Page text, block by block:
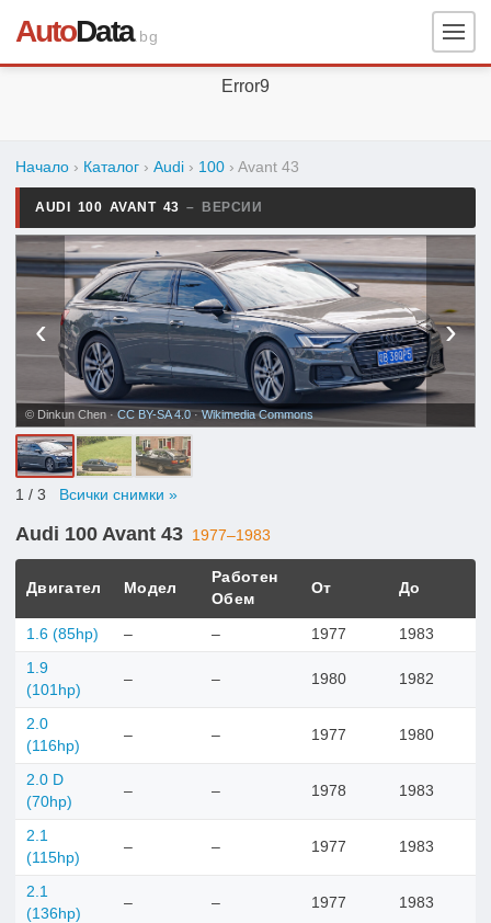
AutoData.bg
Error9
Начало › Каталог › Audi › 100 › Avant 43
AUDI 100 AVANT 43 – ВЕРСИИ
‹ ›
© Dinkun Chen · CC BY-SA 4.0·Wikimedia Commons
1 / 3 Всички снимки »
Audi 100 Avant 43 1977–1983
Двигател Модел
Работен
Обем
От До
1.6 (85hp) – – 1977 1983
1.9
(101hp)
– – 1980 1982
2.0
(116hp)
– – 1977 1980
2.0 D
(70hp)
– – 1978 1983
2.1
(115hp)
– – 1977 1983
2.1
(136hp)
– – 1977 1983